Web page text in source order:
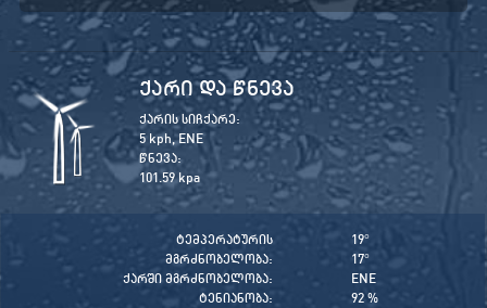
ქარი და წნევა
ქარის სიჩქარე:
5 kph, ENE
წნევა:
101.59 kpa
ტემპერატურის
მგრძნობელობა:
ქარში მგრძნობელობა:
ტენიანობა:
19°
17°
ENE
92 %